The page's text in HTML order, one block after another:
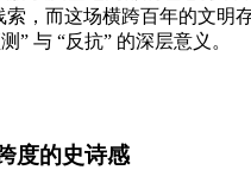
索，而这场横跨百年的文明
” 与 “反抗” 的深层意义。
度的史诗感